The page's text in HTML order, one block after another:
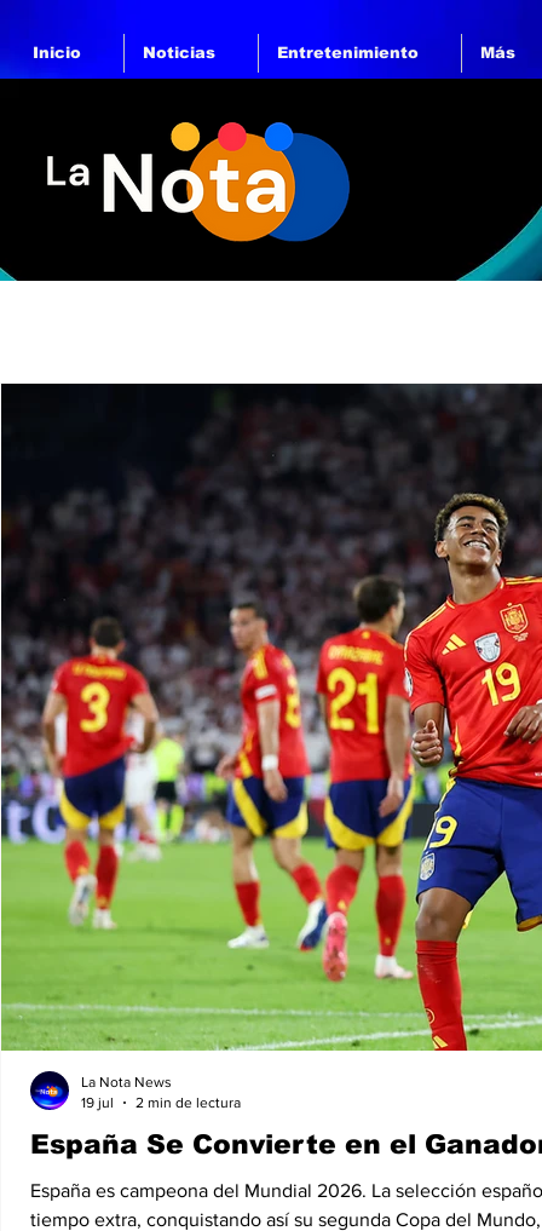
Inicio Noticias Entretenimiento Más
España Se Convierte en el
España es campeona del Mundial 2026. La selección
tiempo extra, conquistando así su segunda Copa del
La Nota News
19 jul
2 min de lectura